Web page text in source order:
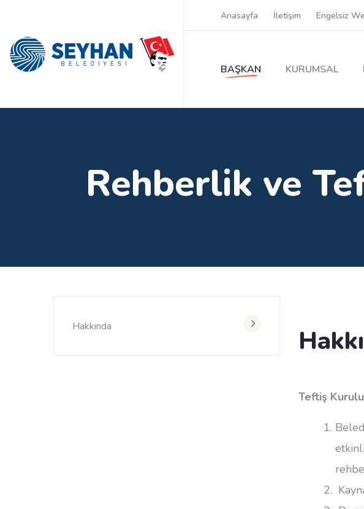
Anasayfa İletişim Engelsiz
BAŞKAN KURUMSAL
Rehberlik ve
Hakkında
Teftiş